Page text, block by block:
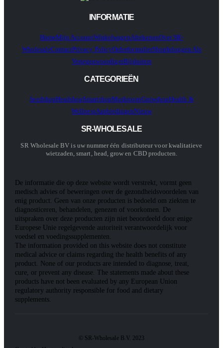
INFORMATIE
HomeMijn AccountWinkelwagenAfrekenenOver SR-
WholesaleContactPrivacy PolicyOrderformulierShopInloggen Als
VertegenwoordigerBijsluiters
CATEGORIEËN
SeedshopHeadshopSmartshopMushroomGrowshopHealth &
WellnessAanbiedingenNieuw
SR-WHOLESALE
SR Wholesale BV is uw nummer één distributeur voor kwalitatieve
wietzaden, smart, head, grow en CBD producten.
De informatie die op deze website wordt verstrekt, vormt geen
medisch advies of beweringen over de gezondheidsvoordelen van
enig product. Geen van onze producten is bedoeld om ziekten te
diagnosticeren, behandelen, genezen of voorkomen. De
uitspraken over deze producten zijn niet beoordeeld door enige
Europese Unie regelgevende autoriteit verantwoordelijk voor
voedsel en voedingssupplementen.
The information provided on this website does not constitute
medical advice or claims regarding the health benefits of any
product. None of our products are intended to diagnose, treat,
cure, or prevent any disease. The statements made about these
products have not been evaluated by any European Union
regulatory authority responsible for food and dietary
supplements.
© SR-Wholesale B.V. 2023